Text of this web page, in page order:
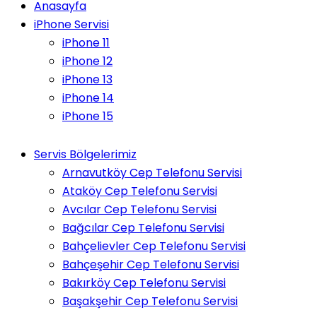
Anasayfa
iPhone Servisi
iPhone 11
iPhone 12
iPhone 13
iPhone 14
iPhone 15
Servis Bölgelerimiz
Arnavutköy Cep Telefonu Servisi
Ataköy Cep Telefonu Servisi
Avcılar Cep Telefonu Servisi
Bağcılar Cep Telefonu Servisi
Bahçelievler Cep Telefonu Servisi
Bahçeşehir Cep Telefonu Servisi
Bakırköy Cep Telefonu Servisi
Başakşehir Cep Telefonu Servisi